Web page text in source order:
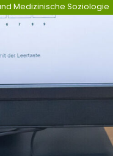
Medizinische Soziologie